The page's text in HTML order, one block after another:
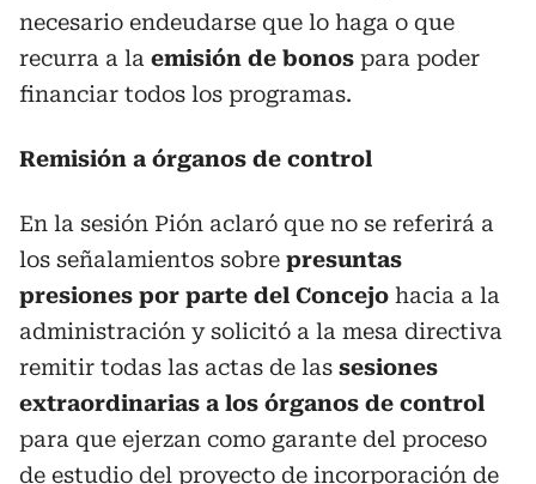
necesario endeudarse que lo haga o que
recurra a la emisión de bonos para poder
financiar todos los programas.
Remisión a órganos de control
En la sesión Pión aclaró que no se referirá a
los señalamientos sobre presuntas
presiones por parte del Concejo hacia a la
administración y solicitó a la mesa directiva
remitir todas las actas de las sesiones
extraordinarias a los órganos de control
para que ejerzan como garante del proceso
de estudio del proyecto de incorporación de